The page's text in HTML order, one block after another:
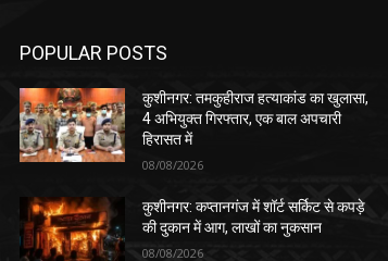
POPULAR POSTS
कुशीनगर: तमकुहीराज हत्याकांड का खुलासा,
4 अभियुक्त गिरफ्तार, एक बाल अपचारी
हिरासत में
08/08/2026
कुशीनगर: कप्तानगंज में शॉर्ट सर्किट से कपड़े
की दुकान में आग, लाखों का नुकसान
08/08/2026